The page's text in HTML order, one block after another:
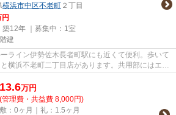
横浜市中区不老町 ２丁目
12年 ｜募集中： 1室
建
ライン伊勢佐木長者町駅にも近くて便利。歩いて
横浜不老町二丁目店があります。共用部にはエレ
...
13.6万円
(管理費・共益費 8,000円)
敷：0ヶ月｜礼：1.5ヶ月